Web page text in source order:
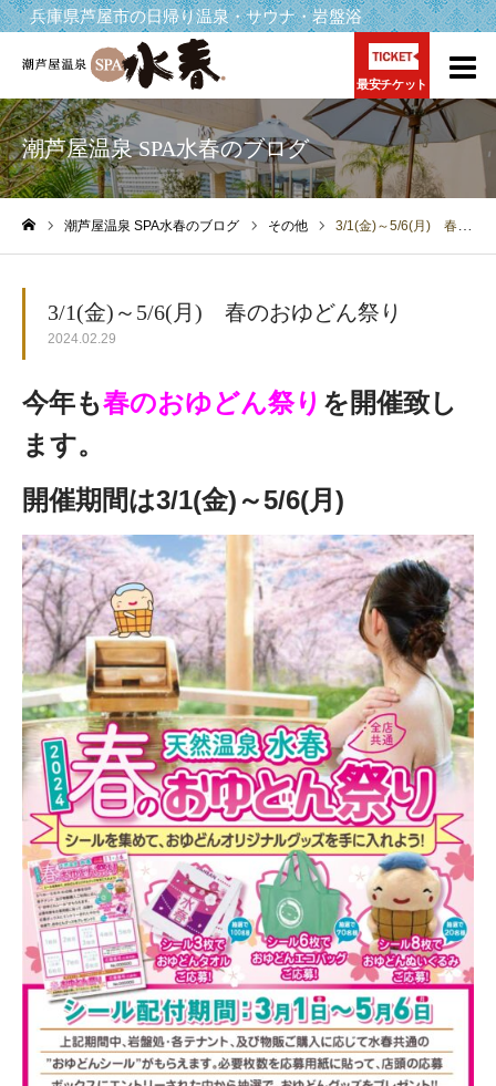
兵庫県芦屋市の日帰り温泉・サウナ・岩盤浴
最安チケット
潮芦屋温泉 SPA水春のブログ
潮芦屋温泉 SPA水春のブログ その他 3/1(金)～5/6(月) 春のおゆどん祭り
3/1(金)～5/6(月) 春のおゆどん祭り
2024.02.29
今年も春のおゆどん祭り を開催致し
ます。
開催期間は3/1(金)～5/6(月)